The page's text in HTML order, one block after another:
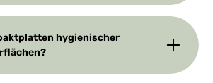
hygienischer